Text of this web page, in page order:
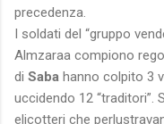
precedenza.
I soldati del “gruppo
Almzaraa compiono
di Saba hanno colpito 3
uccidendo 12 “traditori”.
elicotteri che